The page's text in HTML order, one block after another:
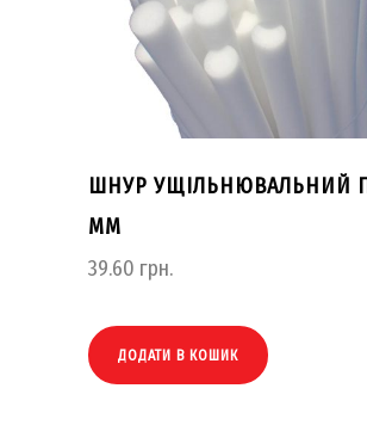
ШНУР УЩІЛЬНЮВАЛЬНИЙ
ММ
39.60 грн.
ДОДАТИ В КОШИК